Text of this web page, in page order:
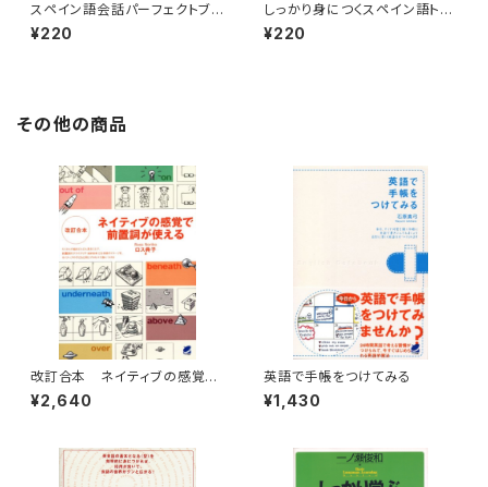
スペイン語会話パーフェクトブッ
ク 付属音声2
¥220
しっかり身につくスペイン語トレ
ーニングブック 付属音声2
¥220
その他の商品
改訂合本 ネイティブの感覚で
前置詞が使える
¥2,640
英語で手帳をつけてみる
¥1,430